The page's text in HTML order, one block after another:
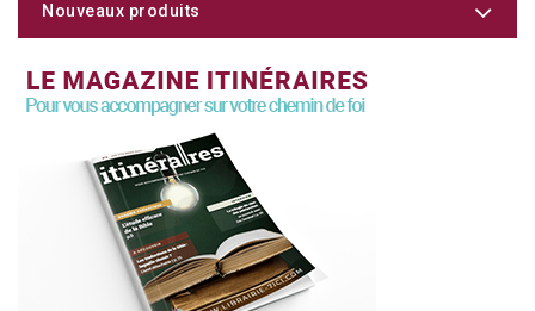
Nouveaux produits